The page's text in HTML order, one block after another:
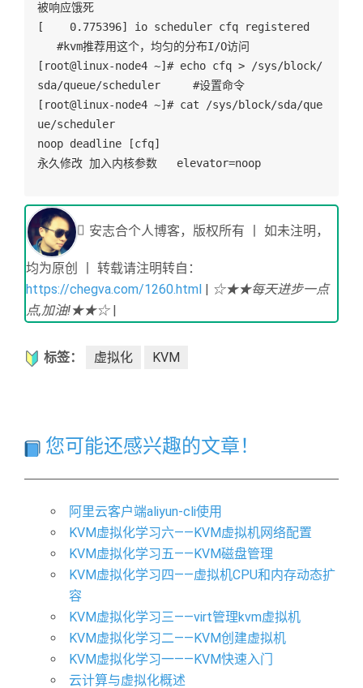
被响应饿死
[    0.775396] io scheduler cfq registered
#kvm推荐用这个，均匀的分布I/O访问
[root@linux-node4 ~]# echo cfq > /sys/block/
sda/queue/scheduler     #设置命令
[root@linux-node4 ~]# cat /sys/block/sda/que
ue/scheduler
noop deadline [cfq]
永久修改 加入内核参数   elevator=noop
安志合个人博客，版权所有 丨 如未注明，
均为原创 丨 转载请注明转自：
https://chegva.com/1260.html | ☆★★每天进步一点
点,加油!★★☆|
标签： 虚拟化 KVM
您可能还感兴趣的文章！
阿里云客户端aliyun-cli使用
KVM虚拟化学习六——KVM虚拟机网络配置
KVM虚拟化学习五——KVM磁盘管理
KVM虚拟化学习四——虚拟机CPU和内存动态扩
容
KVM虚拟化学习三——virt管理kvm虚拟机
KVM虚拟化学习二——KVM创建虚拟机
KVM虚拟化学习一——KVM快速入门
云计算与虚拟化概述